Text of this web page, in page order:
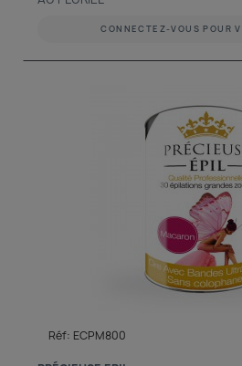
CONNECTEZ-VOUS POUR
Réf: ECPM800